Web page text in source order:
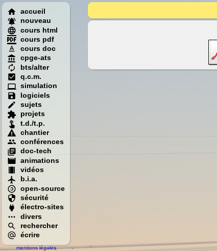
accueil
nouveau
cours html
cours pdf
cours doc
cpge-ats
bts/alter
q.c.m.
simulation
logiciels
sujets
projets
t.d./t.p.
chantier
conférences
doc-tech
animations
vidéos
b.i.a.
open-source
sécurité
électro-sites
divers
rechercher
écrire
mentions légales